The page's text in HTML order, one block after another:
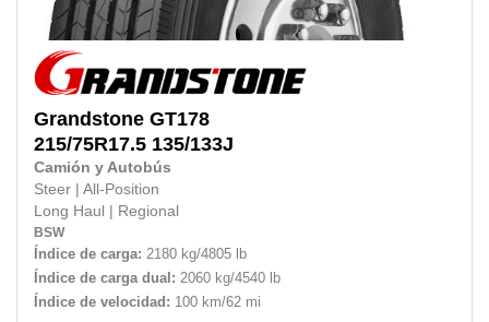
Grandstone GT178
215/75R17.5 135/133J
Camión y Autobús
Steer
All-Position
Long Haul
Regional
BSW
Índice de carga: 2180 kg/4805 lb
Índice de carga dual: 2060 kg/4540 lb
Índice de velocidad: 100 km/62 mi